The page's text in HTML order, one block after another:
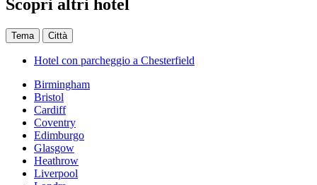
Scopri altri hotel
Tema Città
Hotel con parcheggio a Chesterfield
Birmingham
Bristol
Cardiff
Coventry
Edimburgo
Glasgow
Heathrow
Liverpool